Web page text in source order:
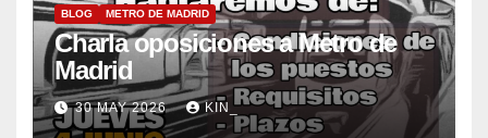
BLOG METRO DE MADRID
Charla oposiciones a Metro de
Madrid
30 MAY 2026 KIN_